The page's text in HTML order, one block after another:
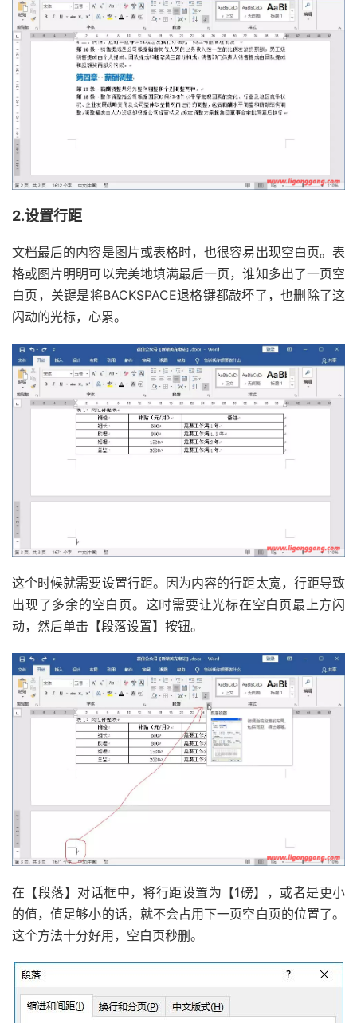
2.设置行距
文档最后的内容是图片或表格时，也很容易出现空白页。表
格或图片明明可以完美地填满最后一页，谁知多出了一页空
白页，关键是将BACKSPACE退格键都敲坏了，也删除了这
闪动的光标，心累。
这个时候就需要设置行距。因为内容的行距太宽，行距导致
出现了多余的空白页。这时需要让光标在空白页最上方闪
动，然后单击【段落设置】按钮。
在【段落】对话框中，将行距设置为【1磅】，或者是更小
的值，值足够小的话，就不会占用下一页空白页的位置了。
这个方法十分好用，空白页秒删。